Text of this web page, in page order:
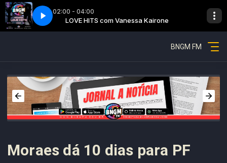
02:00 - 04:00
LOVE HITS com Vanessa Kairone
Love hits - Parte 4
BNGM FM
Moraes dá 10 dias para PF